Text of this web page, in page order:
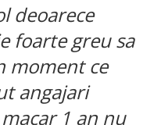
deoarece
foarte greu sa
moment ce
angajari
1 an nu